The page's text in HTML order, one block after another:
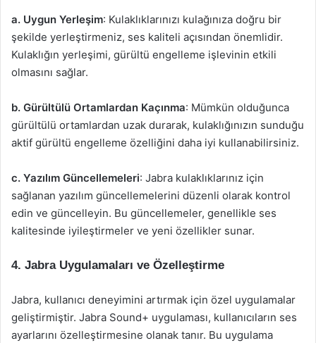
a. Uygun Yerleşim: Kulaklıklarınızı kulağınıza doğru bir
şekilde yerleştirmeniz, ses kaliteli açısından önemlidir.
Kulaklığın yerleşimi, gürültü engelleme işlevinin etkili
olmasını sağlar.
b. Gürültülü Ortamlardan Kaçınma: Mümkün olduğunca
gürültülü ortamlardan uzak durarak, kulaklığınızın sunduğu
aktif gürültü engelleme özelliğini daha iyi kullanabilirsiniz.
c. Yazılım Güncellemeleri: Jabra kulaklıklarınız için
sağlanan yazılım güncellemelerini düzenli olarak kontrol
edin ve güncelleyin. Bu güncellemeler, genellikle ses
kalitesinde iyileştirmeler ve yeni özellikler sunar.
4. Jabra Uygulamaları ve Özelleştirme
Jabra, kullanıcı deneyimini artırmak için özel uygulamalar
geliştirmiştir. Jabra Sound+ uygulaması, kullanıcıların ses
ayarlarını özelleştirmesine olanak tanır. Bu uygulama